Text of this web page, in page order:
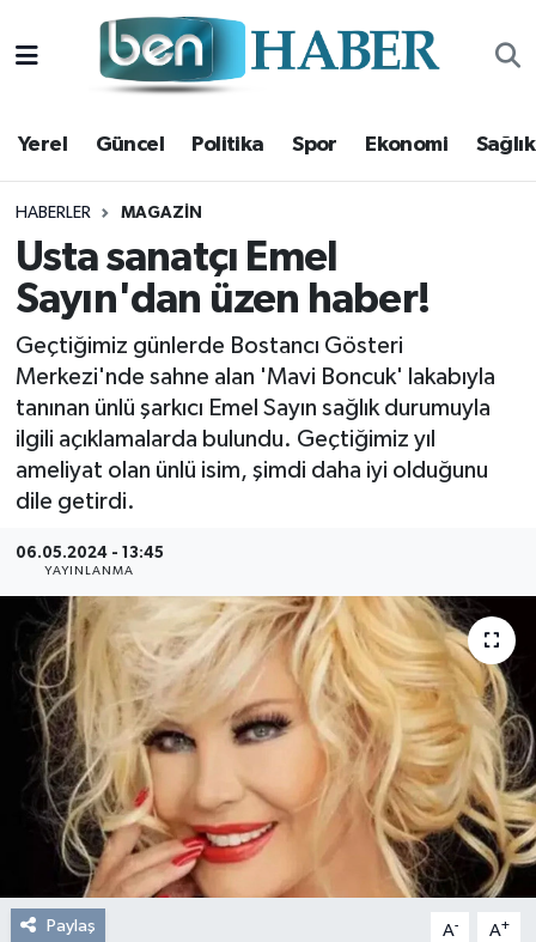
Yerel Güncel Politika Spor Ekonomi Sağlık
HABERLER MAGAZIN
Usta sanatçı Emel
Sayın'dan üzen haber!
Geçtiğimiz günlerde Bostancı Gösteri
Merkezi'nde sahne alan 'Mavi Boncuk' lakabıyla
tanınan ünlü şarkıcı Emel Sayın sağlık durumuyla
ilgili açıklamalarda bulundu. Geçtiğimiz yıl
ameliyat olan ünlü isim, şimdi daha iyi olduğunu
dile getirdi.
06.05.2024 - 13:45
YAYINLANMA
Paylaş A- A+
Yerel
Güncel
Politika
Spor
Ekonomi
Sağlık
Magazin
Kültür Sanat
Resmi Reklam
Röportajlar
Hava Durumu
Trafik Durumu
Süper Lig Puan Durumu ve Fikstür
Tüm Manşetler
Son Dakika Haberleri
Haber Arşivi